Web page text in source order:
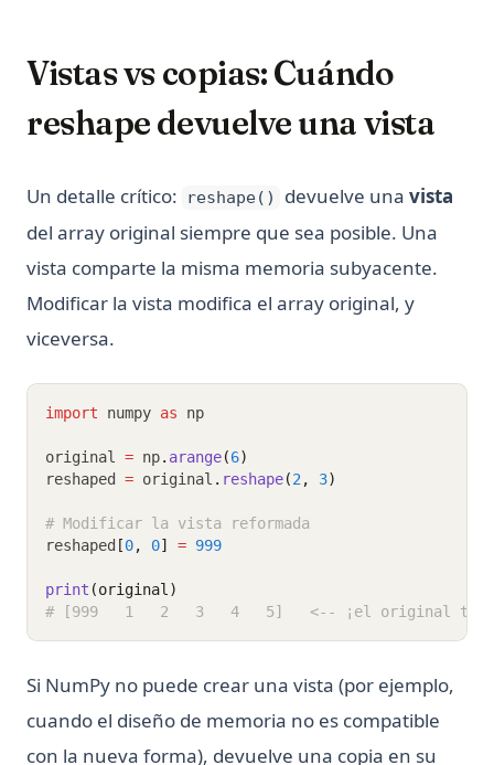
Vistas vs copias: Cuándo
reshape devuelve una vista
Un detalle crítico: reshape() devuelve una vista
del array original siempre que sea posible. Una
vista comparte la misma memoria subyacente.
Modificar la vista modifica el array original, y
viceversa.
import numpy as np
original = np. arange(6)
reshaped = original . reshape(2 , 3)
# Modificar la vista reformada
reshaped [0, 0] = 999
print (original)
# [999   1   2   3   4   5]   <-- ¡el original
Si NumPy no puede crear una vista (por ejemplo,
cuando el diseño de memoria no es compatible
con la nueva forma), devuelve una copia en su